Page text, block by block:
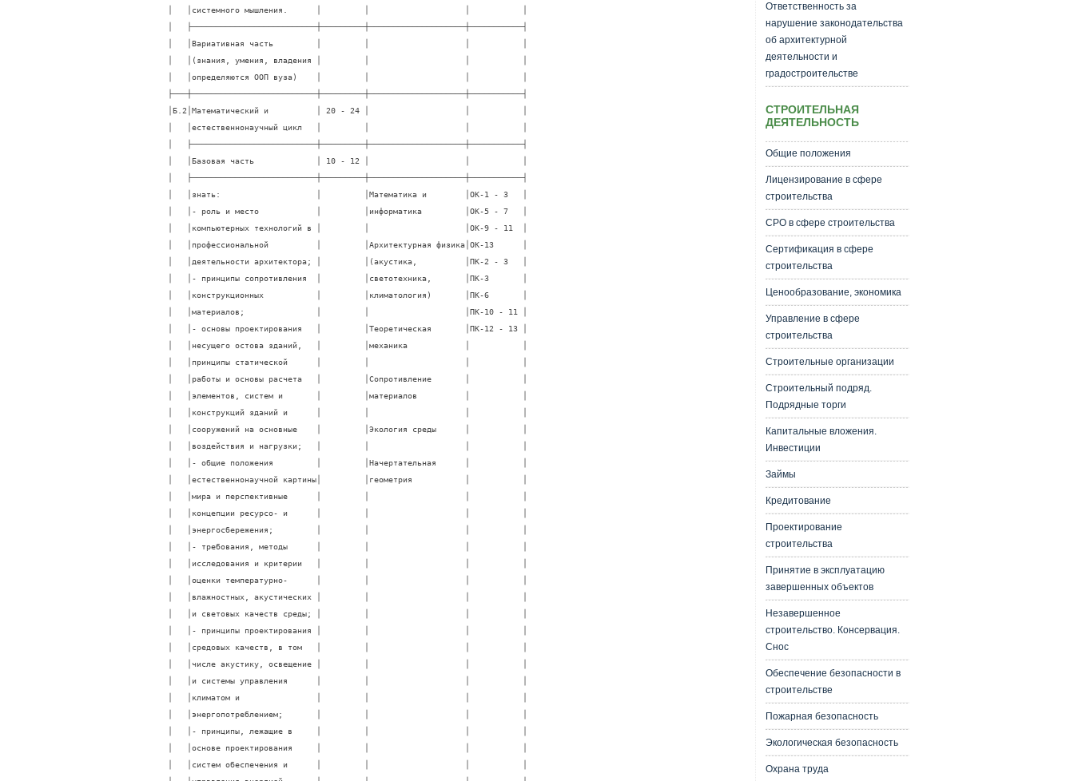
Ответственность за
нарушение законодательства
об архитектурной
деятельности и
градостроительстве
СТРОИТЕЛЬНАЯ
ДЕЯТЕЛЬНОСТЬ
Общие положения
Лицензирование в сфере
строительства
СРО в сфере строительства
Сертификация в сфере
строительства
Ценообразование, экономика
Управление в сфере
строительства
Строительные организации
Строительный подряд.
Подрядные торги
Капитальные вложения.
Инвестиции
Займы
Кредитование
Проектирование
строительства
Принятие в эксплуатацию
завершенных объектов
Незавершенное
строительство. Консервация.
Снос
Обеспечение безопасности в
строительстве
Пожарная безопасность
Экологическая безопасность
Охрана труда